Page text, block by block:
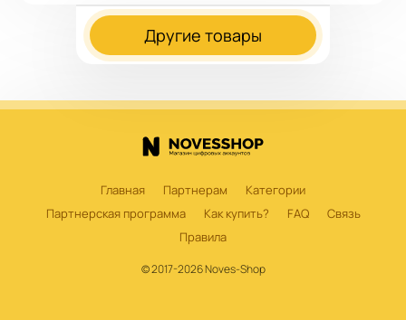
Другие товары
Главная Партнерам
Категории
Партнерская программа
Как купить? FAQ
Связь
Правила
© 2017-2026 Noves-Shop